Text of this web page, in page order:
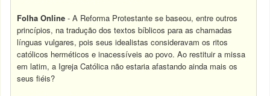
Folha Online - A Reforma Protestante se baseou, entre outros
princípios, na tradução dos textos bíblicos para as chamadas
línguas vulgares, pois seus idealistas consideravam os ritos
católicos herméticos e inacessíveis ao povo. Ao restituir a missa
em latim, a Igreja Católica não estaria afastando ainda mais os
seus fiéis?